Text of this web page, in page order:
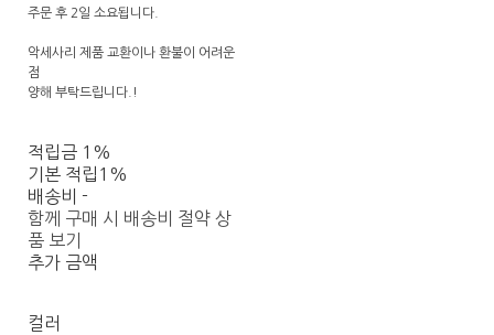
주문 후 2일 소요됩니다.
악세사리 제품 교환이나 환불이 어려운
점
양해 부탁드립니다.!
적립금 1%
기본 적립 1%
배송비 -
함께 구매 시 배송비 절약 상
품 보기
추가 금액
컬러